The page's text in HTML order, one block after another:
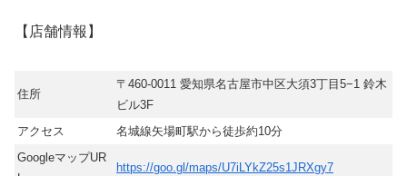
【店舗情報】
住所
〒460-0011 愛知県名古屋市中区大須3丁目5−1 鈴木
ビル3F
アクセス
名城線矢場町駅から徒歩約10分
GoogleマップUR
https://goo.gl/maps/U7iLYkZ25s1JRXgy7